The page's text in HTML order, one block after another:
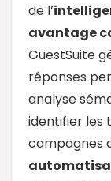
de l’
avantage
GuestSuite
réponses
analyse
identifier les
campagnes